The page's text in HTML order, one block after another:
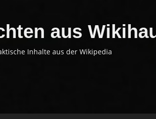
aus
Inhalte aus der Wikipedia